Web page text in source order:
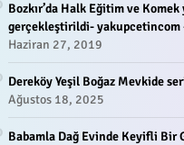
Bozkır’da Halk Eğitim ve
gerçekleştirildi- yakupcetincom
Haziran 27, 2019
Dereköy Yeşil Boğaz Mevkide
Ağustos 18, 2025
Babamla Dağ Evinde Keyifli Bir